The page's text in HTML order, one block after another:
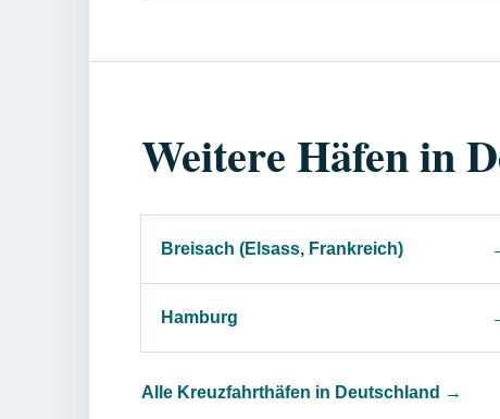
Weitere Häfen in
Breisach (Elsass, Frankreich)
Hamburg
Alle Kreuzfahrthäfen in Deutschland →